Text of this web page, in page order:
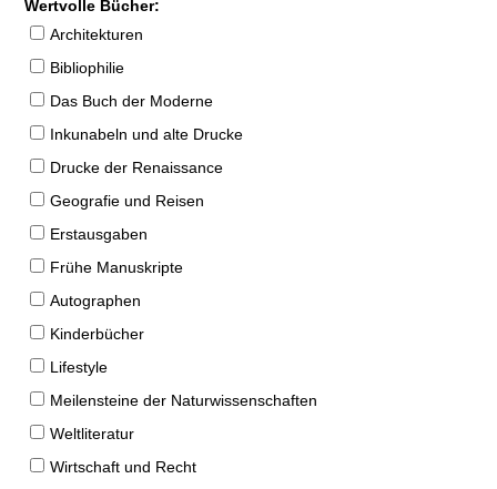
Wertvolle Bücher:
Architekturen
Bibliophilie
Das Buch der Moderne
Inkunabeln und alte Drucke
Drucke der Renaissance
Geografie und Reisen
Erstausgaben
Frühe Manuskripte
Autographen
Kinderbücher
Lifestyle
Meilensteine der Naturwissenschaften
Weltliteratur
Wirtschaft und Recht